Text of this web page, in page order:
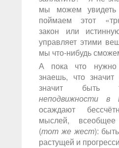
мы можем увидеть
поймаем этот
закон или
управляет этими
мы что-нибудь
А пока что нужно
знаешь, что
значит быть
неподвижности в
осаждают
мыслей, всеобщее
(тот же жест):
растущей и